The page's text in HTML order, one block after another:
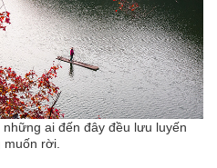
ai đến đây đều lưu luyến
muốn rời.